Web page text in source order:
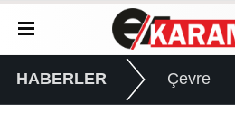
HABERLER Çevre